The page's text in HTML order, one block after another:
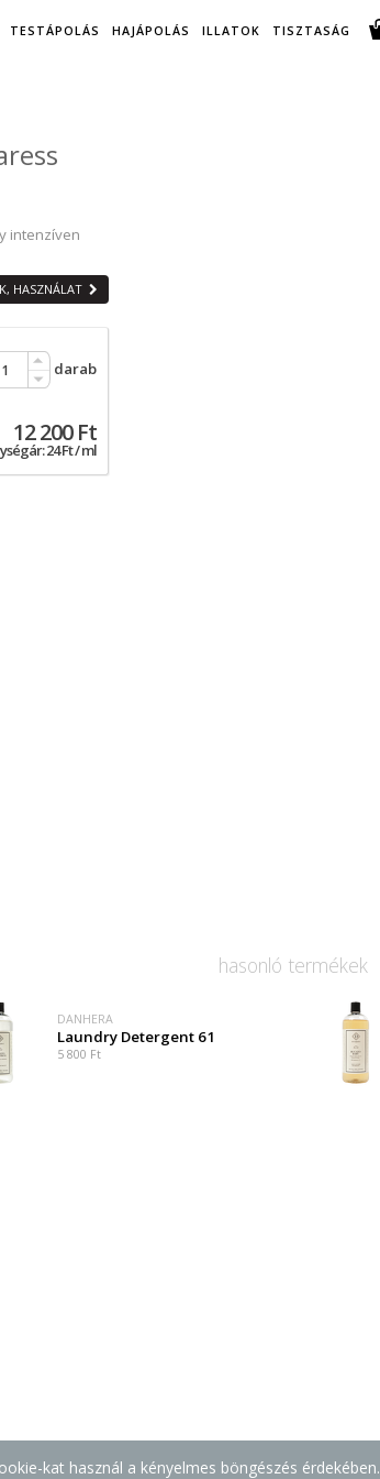
kat használ a kényelmes böngészés érdekében.
TESTÁPOLÁS HAJÁPOLÁS ILLATOK TISZTASÁG
intenzíven
HASZNÁLAT
darab
12 200 Ft
24 Ft / ml
hasonló termékek
DANHERA
Laundry Detergent 61
5 800 Ft